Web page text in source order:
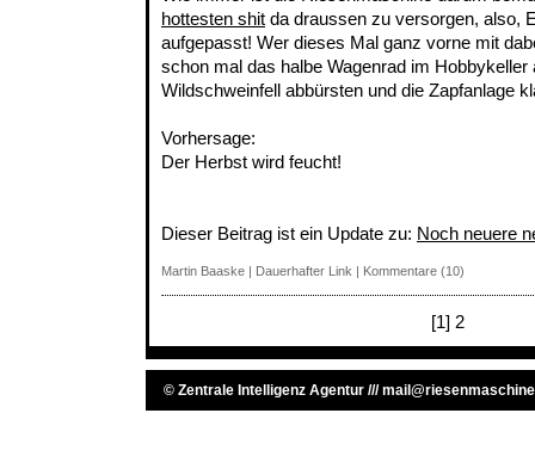
hottesten shit da draussen zu versorgen, also,
aufgepasst! Wer dieses Mal ganz vorne mit
schon mal das halbe Wagenrad im Hobbykeller
Wildschweinfell abbürsten und die Zapfanlage
Vorhersage:
Der Herbst wird feucht!
Dieser Beitrag ist ein Update zu: Noch neuere
Martin Baaske | Dauerhafter Link | Kommentare (10)
[1] 2
© Zentrale Intelligenz Agentur ///